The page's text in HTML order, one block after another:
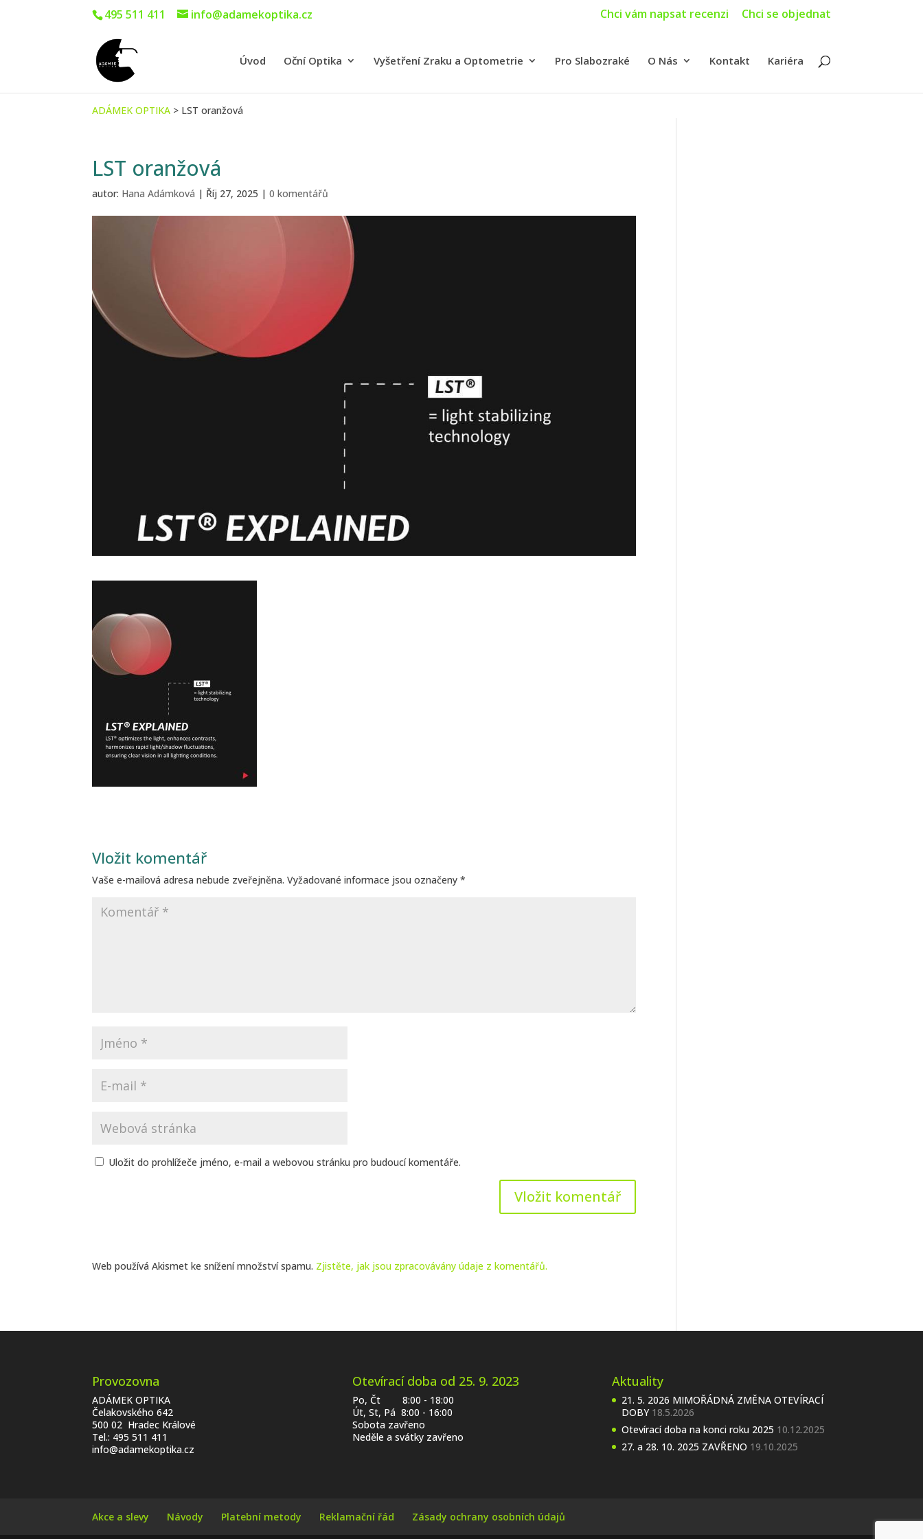
495 511 411 info@adamekoptika.cz Chci vám napsat recenzi Chci se objednat
Úvod Oční Optika Vyšetření Zraku a Optometrie Pro Slabozraké O Nás Kontakt Kariéra
ADÁMEK OPTIKA > LST oranžová
LST oranžová
autor: Hana Adámková | Říj 27, 2025 |0 komentářů
Vložit komentář
Vaše e-mailová adresa nebude zveřejněna. Vyžadované informace jsou označeny*
Uložit do prohlížeče jméno, e-mail a webovou stránku pro budoucí komentáře.
Web používá Akismet ke snížení množství spamu. Zjistěte, jak jsou zpracovávány údaje z komentářů.
Provozovna
ADÁMEK OPTIKA
Čelakovského 642
500 02 Hradec Králové
Tel.: 495 511 411
info@adamekoptika.cz
Otevírací doba od 25. 9. 2023
Po, Čt 8:00 - 18:00
Út, St, Pá 8:00 - 16:00
Sobota zavřeno
Neděle a svátky zavřeno
Aktuality
21. 5. 2026 MIMOŘÁDNÁ ZMĚNA OTEVÍRACÍ
DOBY 18.5.2026
Otevírací doba na konci roku 2025 10.12.2025
27. a 28. 10. 2025 ZAVŘENO 19.10.2025
Akce a slevy Návody Platební metody Reklamační řád Zásady ochrany osobních údajů